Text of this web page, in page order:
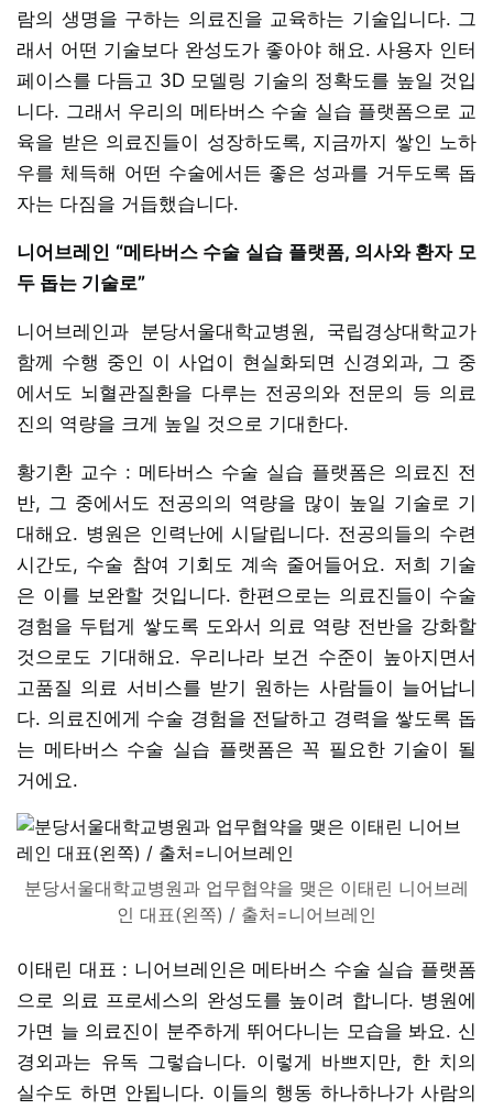
람의 생명을 구하는 의료진을 교육하는 기술입니다. 그
래서 어떤 기술보다 완성도가 좋아야 해요. 사용자 인터
페이스를 다듬고 3D 모델링 기술의 정확도를 높일 것입
니다. 그래서 우리의 메타버스 수술 실습 플랫폼으로 교
육을 받은 의료진들이 성장하도록, 지금까지 쌓인 노하
우를 체득해 어떤 수술에서든 좋은 성과를 거두도록 돕
자는 다짐을 거듭했습니다.
니어브레인 “메타버스 수술 실습 플랫폼, 의사와 환자 모
두 돕는 기술로”
니어브레인과 분당서울대학교병원, 국립경상대학교가
함께 수행 중인 이 사업이 현실화되면 신경외과, 그 중
에서도 뇌혈관질환을 다루는 전공의와 전문의 등 의료
진의 역량을 크게 높일 것으로 기대한다.
황기환 교수 : 메타버스 수술 실습 플랫폼은 의료진 전
반, 그 중에서도 전공의의 역량을 많이 높일 기술로 기
대해요. 병원은 인력난에 시달립니다. 전공의들의 수련
시간도, 수술 참여 기회도 계속 줄어들어요. 저희 기술
은 이를 보완할 것입니다. 한편으로는 의료진들이 수술
경험을 두텁게 쌓도록 도와서 의료 역량 전반을 강화할
것으로도 기대해요. 우리나라 보건 수준이 높아지면서
고품질 의료 서비스를 받기 원하는 사람들이 늘어납니
다. 의료진에게 수술 경험을 전달하고 경력을 쌓도록 돕
는 메타버스 수술 실습 플랫폼은 꼭 필요한 기술이 될
거에요.
분당서울대학교병원과 업무협약을 맺은 이태린 니어브레
인 대표(왼쪽) / 출처=니어브레인
이태린 대표 : 니어브레인은 메타버스 수술 실습 플랫폼
으로 의료 프로세스의 완성도를 높이려 합니다. 병원에
가면 늘 의료진이 분주하게 뛰어다니는 모습을 봐요. 신
경외과는 유독 그렇습니다. 이렇게 바쁘지만, 한 치의
실수도 하면 안됩니다. 이들의 행동 하나하나가 사람의